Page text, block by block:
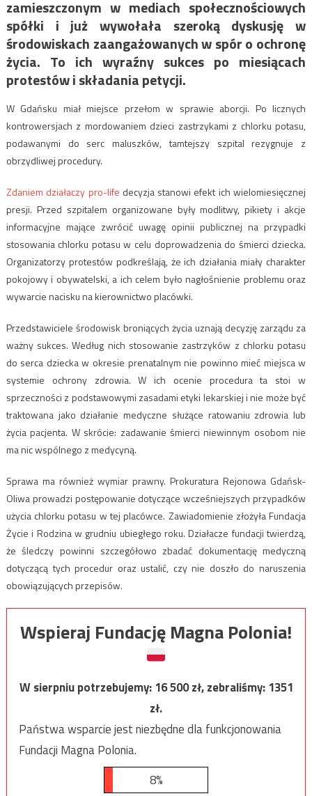
zamieszczonym w mediach społecznościowych
spółki i już wywołała szeroką dyskusję w
środowiskach zaangażowanych w spór o ochronę
życia. To ich wyraźny sukces po miesiącach
protestów i składania petycji.
W Gdańsku miał miejsce przełom w sprawie aborcji. Po licznych
kontrowersjach z mordowaniem dzieci zastrzykami z chlorku potasu,
podawanymi do serc maluszków, tamtejszy szpital rezygnuje z
obrzydliwej procedury.
Zdaniem działaczy pro-life decyzja stanowi efekt ich wielomiesięcznej
presji. Przed szpitalem organizowane były modlitwy, pikiety i akcje
informacyjne mające zwrócić uwagę opinii publicznej na przypadki
stosowania chlorku potasu w celu doprowadzenia do śmierci dziecka.
Organizatorzy protestów podkreślają, że ich działania miały charakter
pokojowy i obywatelski, a ich celem było nagłośnienie problemu oraz
wywarcie nacisku na kierownictwo placówki.
Przedstawiciele środowisk broniących życia uznają decyzję zarządu za
ważny sukces. Według nich stosowanie zastrzyków z chlorku potasu
do serca dziecka w okresie prenatalnym nie powinno mieć miejsca w
systemie ochrony zdrowia. W ich ocenie procedura ta stoi w
sprzeczności z podstawowymi zasadami etyki lekarskiej i nie może być
traktowana jako działanie medyczne służące ratowaniu zdrowia lub
życia pacjenta. W skrócie: zadawanie śmierci niewinnym osobom nie
ma nic wspólnego z medycyną.
Sprawa ma również wymiar prawny. Prokuratura Rejonowa Gdańsk-
Oliwa prowadzi postępowanie dotyczące wcześniejszych przypadków
użycia chlorku potasu w tej placówce. Zawiadomienie złożyła Fundacja
Życie i Rodzina w grudniu ubiegłego roku. Działacze fundacji twierdzą,
że śledczy powinni szczegółowo zbadać dokumentację medyczną
dotyczącą tych procedur oraz ustalić, czy nie doszło do naruszenia
obowiązujących przepisów.
Wspieraj Fundację Magna Polonia!
W sierpniu potrzebujemy:16 500zł, zebraliśmy:1351
zł.
Państwa wsparcie jest niezbędne dla funkcjonowania
Fundacji Magna Polonia.
8%